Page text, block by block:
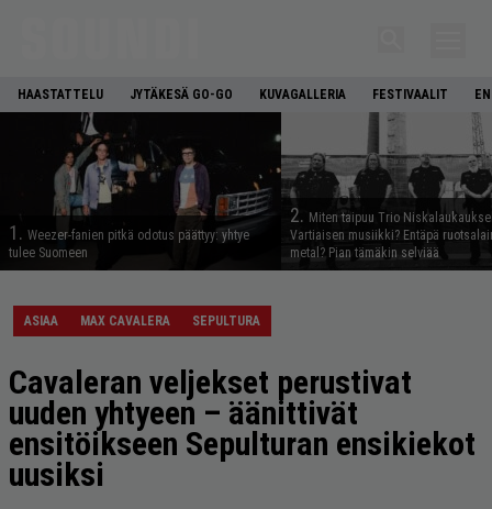
HAASTATTELU JYTÄKESÄ GO-GO KUVAGALLERIA FESTIVAALIT
1. Weezer-fanien pitkä odotus päättyy: yhtye
tulee Suomeen
2. Miten taipuu Trio
Vartiaisen musiikki? Entäpä
metal? Pian tämäkin selviää
ASIAA MAX CAVALERA SEPULTURA
Cavaleran veljekset perustivat
uuden yhtyeen – äänittivät
ensitöikseen Sepulturan ensikiekot
uusiksi